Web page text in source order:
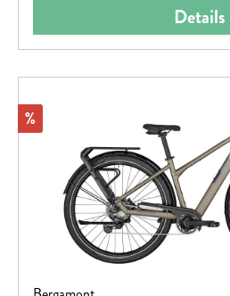
Details
Rabatt
%